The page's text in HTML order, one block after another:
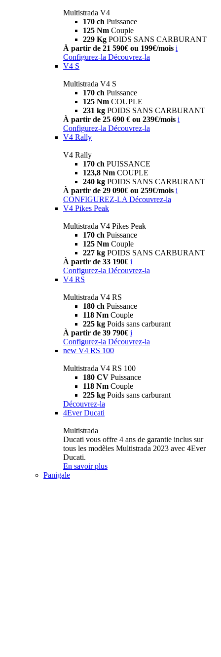
Multistrada V4
170 ch Puissance
125 Nm Couple
229 Kg POIDS SANS CARBURANT
À partir de 21 590€ ou 199€/mois i
Configurez-la Découvrez-la
V4 S
Multistrada V4 S
170 ch Puissance
125 Nm COUPLE
231 kg POIDS SANS CARBURANT
À partir de 25 690 € ou 239€/mois i
Configurez-la Découvrez-la
V4 Rally
V4 Rally
170 ch PUISSANCE
123,8 Nm COUPLE
240 kg POIDS SANS CARBURANT
À partir de 29 090€ ou 259€/mois i
CONFIGUREZ-LA Découvrez-la
V4 Pikes Peak
Multistrada V4 Pikes Peak
170 ch Puissance
125 Nm Couple
227 kg POIDS SANS CARBURANT
À partir de 33 190€ i
Configurez-la Découvrez-la
V4 RS
Multistrada V4 RS
180 ch Puissance
118 Nm Couple
225 kg Poids sans carburant
À partir de 39 790€ i
Configurez-la Découvrez-la
new V4 RS 100
Multistrada V4 RS 100
180 CV Puissance
118 Nm Couple
225 kg Poids sans carburant
Découvrez-la
4Ever Ducati
Multistrada
Ducati vous offre 4 ans de garantie inclus sur
tous les modèles Multistrada 2023 avec 4Ever
Ducati.
En savoir plus
Panigale